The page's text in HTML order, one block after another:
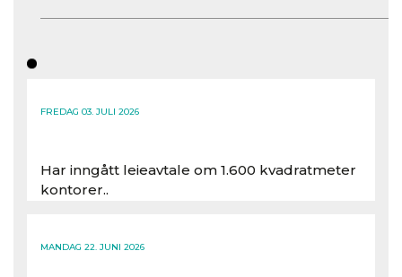
FREDAG 03. JULI 2026
Har inngått leieavtale om 1.600 kvadratmeter
kontorer..
MANDAG 22. JUNI 2026